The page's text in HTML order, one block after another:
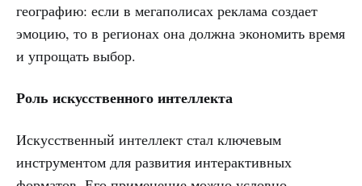
географию: если в мегаполисах реклама создает
эмоцию, то в регионах она должна экономить время
и упрощать выбор.
Роль искусственного интеллекта
Искусственный интеллект стал ключевым
инструментом для развития интерактивных